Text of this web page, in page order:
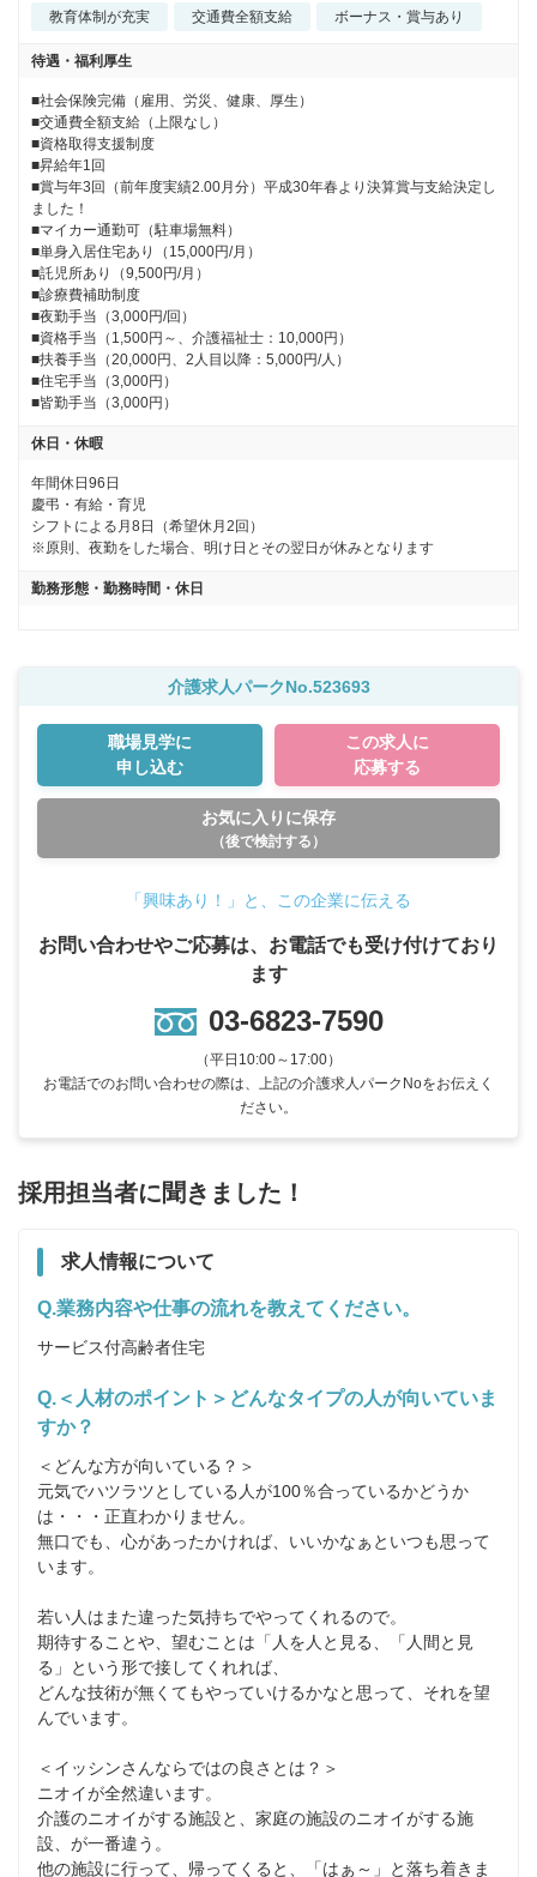
教育体制が充実 交通費全額支給 ボーナス・賞与あり
待遇・福利厚生
■社会保険完備（雇用、労災、健康、厚生）
■交通費全額支給（上限なし）
■資格取得支援制度
■昇給年1回
■賞与年3回（前年度実績2.00月分）平成30年春より決算賞与支給決定し
ました！
■マイカー通勤可（駐車場無料）
■単身入居住宅あり（15,000円/月）
■託児所あり（9,500円/月）
■診療費補助制度
■夜勤手当（3,000円/回）
■資格手当（1,500円～、介護福祉士：10,000円）
■扶養手当（20,000円、2人目以降：5,000円/人）
■住宅手当（3,000円）
■皆勤手当（3,000円）
休日・休暇
年間休日96日
慶弔・有給・育児
シフトによる月8日（希望休月2回）
※原則、夜勤をした場合、明け日とその翌日が休みとなります
勤務形態・勤務時間・休日
介護求人パークNo.523693
職場見学に
申し込む
この求人に
応募する
お気に入りに保存
（後で検討する）
「興味あり！」と、この企業に伝える
お問い合わせやご応募は、お電話でも受け付けており
ます
03-6823-7590
（平日10:00～17:00）
お電話でのお問い合わせの際は、上記の介護求人パークNoをお伝えく
ださい。
採用担当者に聞きました！
求人情報について
Q.業務内容や仕事の流れを教えてください。
サービス付高齢者住宅
Q.＜人材のポイント＞どんなタイプの人が向いていま
すか？
＜どんな方が向いている？＞
元気でハツラツとしている人が100％合っているかどうか
は・・・正直わかりません。
無口でも、心があったかければ、いいかなぁといつも思って
います。
若い人はまた違った気持ちでやってくれるので。
期待することや、望むことは「人を人と見る、「人間と見
る」という形で接してくれれば、
どんな技術が無くてもやっていけるかなと思って、それを望
んでいます。
＜イッシンさんならではの良さとは？＞
ニオイが全然違います。
介護のニオイがする施設と、家庭の施設のニオイがする施
設、が一番違う。
他の施設に行って、帰ってくると、「はぁ～」と落ち着きま